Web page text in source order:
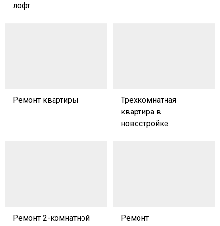
лофт
Ремонт квартиры
Трехкомнатная
квартира в
новостройке
Ремонт 2-комнатной
Ремонт